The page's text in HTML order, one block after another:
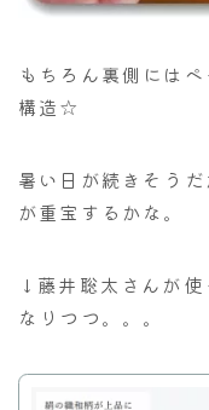
もちろん裏側には
構造☆
暑い日が続きそう
が重宝するかな。
↓藤井聡太さんが
なりつつ。。。